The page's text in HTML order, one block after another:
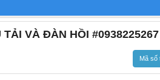
VÀ ĐÀN HỒI #0938225267
Mã số